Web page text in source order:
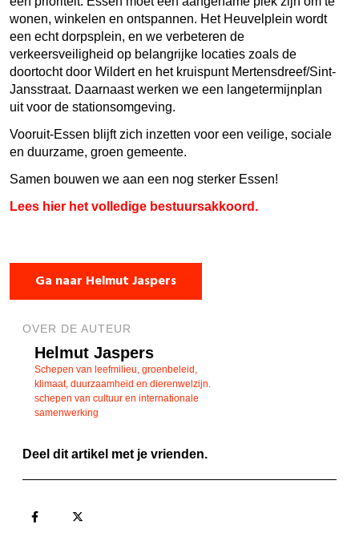
wonen, winkelen en ontspannen. Het Heuvelplein wordt
een echt dorpsplein, en we verbeteren de
verkeersveiligheid op belangrijke locaties zoals de
doortocht door Wildert en het kruispunt Mertensdreef/Sint-
Jansstraat. Daarnaast werken we een langetermijnplan
uit voor de stationsomgeving.
Vooruit-Essen blijft zich inzetten voor een veilige, sociale
en duurzame, groen gemeente.
Samen bouwen we aan een nog sterker Essen!
Lees hier het volledige bestuursakkoord.
Ga naar Helmut Jaspers
OVER DE AUTEUR
Helmut Jaspers
Schepen van leefmilieu, groenbeleid,
klimaat, duurzaamheid en dierenwelzijn.
schepen van cultuur en internationale
samenwerking
Deel dit artikel met je vrienden.